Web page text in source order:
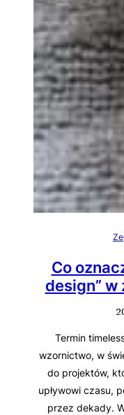
Co
design”
Termin
wzornictwo, w
do projektów,
upływowi czasu,
przez dekady.